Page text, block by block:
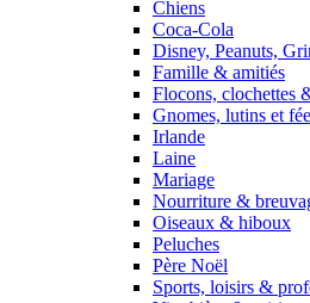
Chiens
Coca-Cola
Disney, Peanuts,
Famille & amitiés
Flocons, clochettes
Gnomes, lutins et
Irlande
Laine
Mariage
Nourriture &
Oiseaux & hiboux
Peluches
Père Noël
Sports, loisirs &